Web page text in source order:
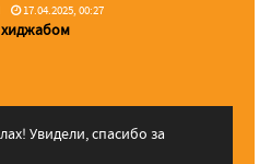
17.04.2025, 00:27
хиджабом
Увидели, спасибо за